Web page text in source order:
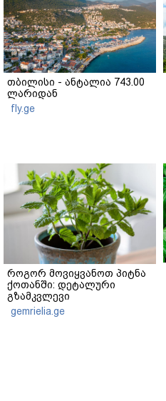
თბილისი - ანტალია 743.00
ლარიდან
fly.ge
როგორ მოვიყვანოთ პიტნა
ქოთანში: დეტალური
გზამკვლევი
gemrielia.ge